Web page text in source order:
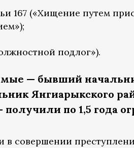
167 («Хищение путем
подлог»).
— бывший
Янгиарыкского
получили по 1,5 года
совершении